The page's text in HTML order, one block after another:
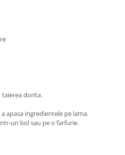
dorita.
apasa ingredientele pe lama.
un bol sau pe o farfurie.